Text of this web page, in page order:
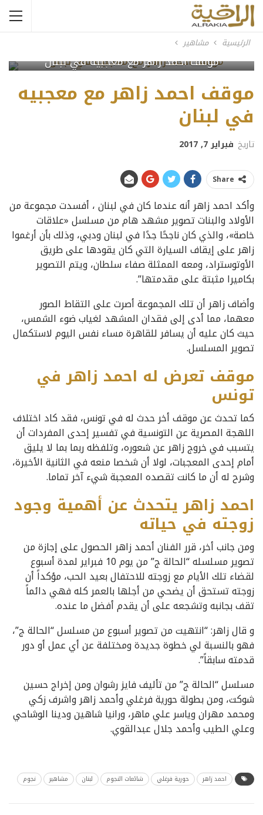
الرئيسية مشاهير
موقف احمد زاهر مع معجبيه في لبنان
موقف احمد زاهر مع معجبيه
في لبنان
تاريخ فبراير 7, 2017
Share
وأكد احمد زاهر أنه عندما كان في لبنان ، أفسدت مجموعة من
الأولاد والبنات تصوير مشهد هام من مسلسل «علاقات
خاصة»، والذي كان ناجحًا جدًا في لبنان ودبي، وذلك بأن أرغموا
زاهر على إيقاف السيارة التي كان يقودها على طريق
الأوتوستراد، ومعه الممثلة صفاء سلطان، ويتم التصوير
بكاميرا مثبتة على مقدمتها”.
وأضاف زاهر أن تلك المجموعة أصرت على التقاط الصور
معهما، مما أدى إلى فقدان المشهد لغياب ضوء الشمس،
حيث كان عليه أن يسافر للقاهرة مساء نفس اليوم لاستكمال
تصوير المسلسل.
موقف تعرض له احمد زاهر في
تونس
كما تحدث عن موقف أخر حدث له في تونس، فقد كاد اختلاف
اللهجة المصرية عن التونسية في تفسير إحدى المفردات أن
يتسبب في خروج زاهر عن شعوره، وتلفظه ربما بما لا يليق
أمام إحدى المعجبات، لولا أن شخصا منعه في الثانية الأخيرة،
وشرح له أن ما كانت تقصده المعجبة شيء آخر تماما.
احمد زاهر يتحدث عن أهمية وجود
زوجته في حياته
ومن جانب أخر، قرر الفنان أحمد زاهر الحصول على إجازة من
تصوير مسلسله “الحالة ج” من يوم 10 فبراير لمدة أسبوع
لقضاء تلك الأيام مع زوجته للاحتفال بعيد الحب، مؤكداً أن
زوجته تستحق أن يضحي من أجلها بالعمر كله فهي دائماً
تقف بجانبه وتشجعه على أن يقدم أفضل ما عنده.
و قال زاهر: “انتهيت من تصوير أسبوع من مسلسل “الحالة ج”،
فهو بالنسبة لي خطوة جديدة ومختلفة عن أي عمل أو دور
قدمته سابقاً”.
مسلسل “الحالة ج” من تأليف فايز رشوان ومن إخراج حسين
شوكت، ومن بطولة حورية فرغلي وأحمد زاهر واشرف زكي
ومحمد مهران وياسر علي ماهر، ورانيا شاهين ودينا الوشاحي
وعلي الطيب وأحمد جلال عبدالقوي.
احمد زاهر حورية فرغلي شائعات النجوم لبنان مشاهير نجوم